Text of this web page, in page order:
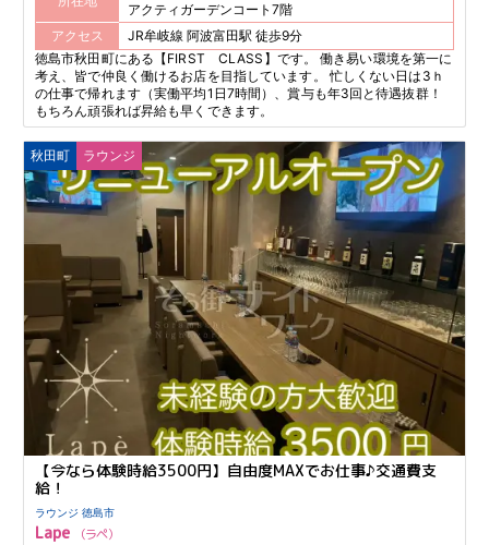
アクティガーデンコート7階
アクセス
JR牟岐線 阿波富田駅 徒歩9分
徳島市秋田町にある【FIRST CLASS】です。 働き易い環境を第一に
考え、皆で仲良く働けるお店を目指しています。 忙しくない日は3ｈ
の仕事で帰れます（実働平均1日7時間）、賞与も年3回と待遇抜群！
もちろん頑張れば昇給も早くできます。
秋田町 ラウンジ
【今なら体験時給3500円】自由度MAXでお仕事♪交通費支
給！
ラウンジ 徳島市
Lape ラペ